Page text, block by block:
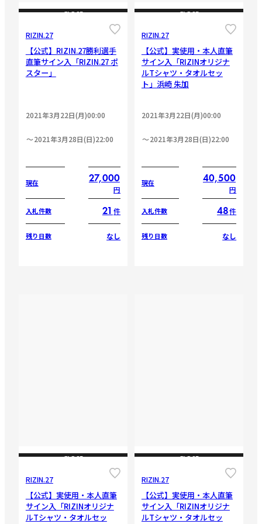
CLOSE
RIZIN.27
【公式】RIZIN.27勝利選手
直筆サイン入「RIZIN.27 ポ
スター」
2021年3月22日(月)00:00
2021年3月28日(日)22:00
現在 27,000
円
入札件数 21 件
残り日数 なし
CLOSE
RIZIN.27
【公式】実使用・本人直筆
サイン入「RIZINオリジナ
ルTシャツ・タオルセッ
ト」浜崎 朱加
2021年3月22日(月)00:00
2021年3月28日(日)22:00
現在 40,500
円
入札件数 48件
残り日数 なし
CLOSE
RIZIN.27
【公式】実使用・本人直筆
サイン入「RIZINオリジナ
ルTシャツ・タオルセッ
CLOSE
RIZIN.27
【公式】実使用・本人直筆
サイン入「RIZINオリジナ
ルTシャツ・タオルセッ